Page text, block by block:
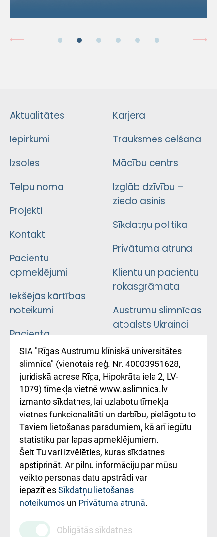
Aktualitātes
Iepirkumi
Izsoles
Telpu noma
Projekti
Kontakti
Pacientu
apmeklējumi
Iekšējās kārtības
noteikumi
Pacienta
atsauksmju/sūdzību
iesniegšanas
kārtība
Kā pie mums nokļūt
Rēķinu apmaksas
ceļvedis
Rekvizīti un
ārstniecības
iestādes kods
010000234
Maksas
Karjera
Trauksmes celšana
Mācību centrs
Izglāb dzīvību –
ziedo asinis
Sīkdatņu politika
Privātuma atruna
Klientu un pacientu
rokasgrāmata
Austrumu slimnīcas
atbalsts Ukrainai
Підтримка Східної
лікарні та співпраця з
Україною
SIA "Rīgas Austrumu klīniskā universitātes
slimnīca" (vienotais reģ. Nr. 40003951628,
juridiskā adrese Rīga, Hipokrāta iela 2, LV-
1079) tīmekļa vietnē www.aslimnica.lv
izmanto sīkdatnes, lai uzlabotu tīmekļa
vietnes funkcionalitāti un darbību, pielāgotu to
Taviem lietošanas paradumiem, kā arī iegūtu
statistiku par lapas apmeklējumiem.
Šeit Tu vari izvēlēties, kuras sīkdatnes
apstiprināt. Ar pilnu informāciju par mūsu
veikto personas datu apstrādi var
iepazītiesSīkdatņu lietošanas
noteikumos un Privātuma atrunā.
Obligātās sīkdatnes